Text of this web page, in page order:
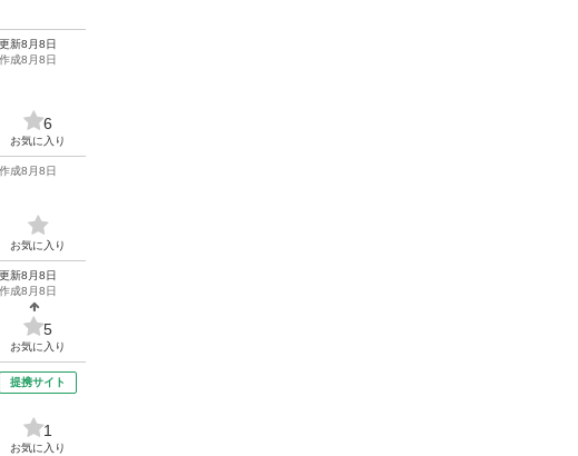
更新8月8日
作成8月8日
6
お気に入り
作成8月8日
お気に入り
更新8月8日
作成8月8日
5
お気に入り
提携サイト
1
お気に入り